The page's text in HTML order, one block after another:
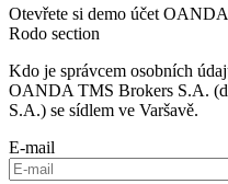
Otevřete si demo účet
Rodo section
Kdo je správcem osobních
OANDA TMS Brokers S.A.
S.A.) se sídlem ve Varšavě.
E-mail